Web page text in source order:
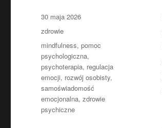
Data
publikacji
30 maja 2026
Kategorie
zdrowie
Tagi
mindfulness,pomoc
psychologiczna,
psychoterapia, regulacja
emocji, rozwój osobisty,
samoświadomość
emocjonalna,zdrowie
psychiczne